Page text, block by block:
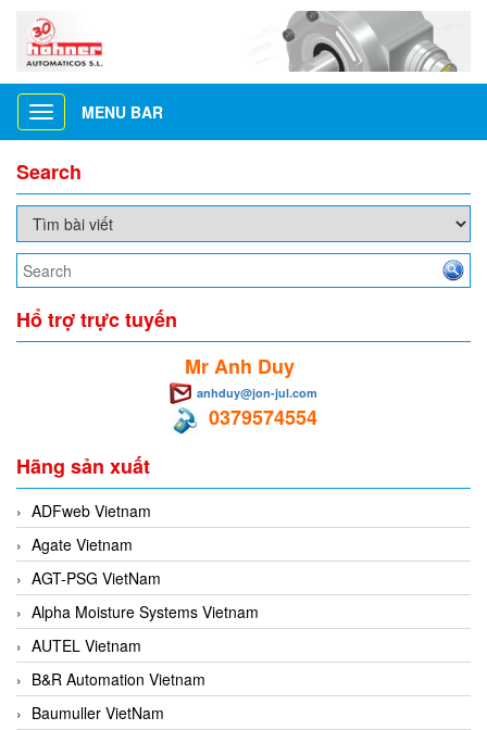
Toggle
navigation
MENU BAR
Search
Hổ trợ trực tuyến
Mr Anh Duy
anhduy@jon-jul.com
0379574554
Hãng sản xuất
ADFweb Vietnam
Agate Vietnam
AGT-PSG VietNam
Alpha Moisture Systems Vietnam
AUTEL Vietnam
B&R Automation Vietnam
Baumuller VietNam